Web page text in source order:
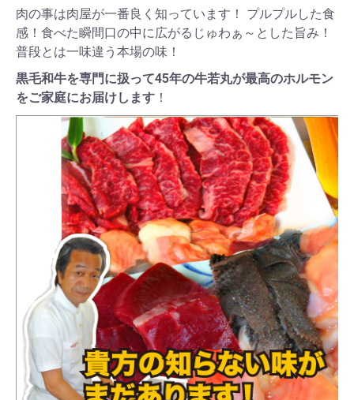
肉の事は肉屋が一番良く知っています！ プルプルした食
感！食べた瞬間口の中に広がるじゅわぁ～とした旨み！
普段とは一味違う本場の味！
黒毛和牛を専門に扱って45年の牛若丸が最高のホルモン
をご家庭にお届けします ！